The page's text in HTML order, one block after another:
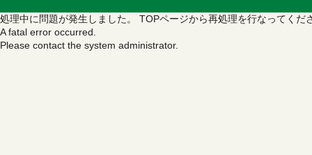
処理中に問題が発生しました。 TOPページから再処理を行なってくだ
A fatal error occurred.
Please contact the system administrator.